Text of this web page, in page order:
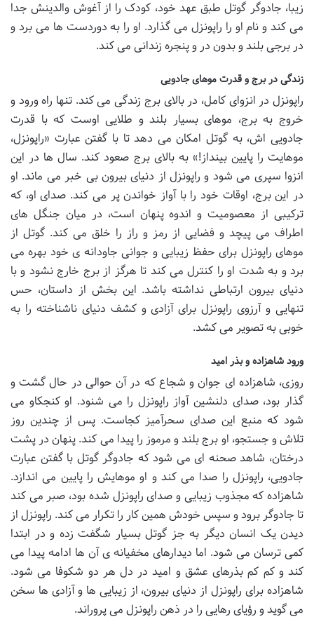
زیبا، جادوگر گوتل طبق عهد خود، کودک را از آغوش والدینش جدا
می کند و نام او را راپونزل می گذارد. او را به دوردست ها می برد و
در برجی بلند و بدون در و پنجره زندانی می کند.
زندگی در برج و قدرت موهای جادویی
راپونزل در انزوای کامل، در بالای برج زندگی می کند. تنها راه ورود و
خروج به برج، موهای بسیار بلند و طلایی اوست که با قدرت
جادویی اش، به گوتل امکان می دهد تا با گفتن عبارت «راپونزل،
موهایت را پایین بینداز!» به بالای برج صعود کند. سال ها در این
انزوا سپری می شود و راپونزل از دنیای بیرون بی خبر می ماند. او
در این برج، اوقات خود را با آواز خواندن پر می کند. صدای او، که
ترکیبی از معصومیت و اندوه پنهان است، در میان جنگل های
اطراف می پیچد و فضایی از رمز و راز را خلق می کند. گوتل از
موهای راپونزل برای حفظ زیبایی و جوانی جاودانه ی خود بهره می
برد و به شدت او را کنترل می کند تا هرگز از برج خارج نشود و با
دنیای بیرون ارتباطی نداشته باشد. این بخش از داستان، حس
تنهایی و آرزوی راپونزل برای آزادی و کشف دنیای ناشناخته را به
خوبی به تصویر می کشد.
ورود شاهزاده و بذر امید
روزی، شاهزاده ای جوان و شجاع که در آن حوالی در حال گشت و
گذار بود، صدای دلنشین آواز راپونزل را می شنود. او کنجکاو می
شود که منبع این صدای سحرآمیز کجاست. پس از چندین روز
تلاش و جستجو، او برج بلند و مرموز را پیدا می کند. پنهان در پشت
درختان، شاهد صحنه ای می شود که جادوگر گوتل با گفتن عبارت
جادویی، راپونزل را صدا می کند و او موهایش را پایین می اندازد.
شاهزاده که مجذوب زیبایی و صدای راپونزل شده بود، صبر می کند
تا جادوگر برود و سپس خودش همین کار را تکرار می کند. راپونزل از
دیدن یک انسان دیگر به جز گوتل بسیار شگفت زده و در ابتدا
کمی ترسان می شود. اما دیدارهای مخفیانه ی آن ها ادامه پیدا می
کند و کم کم بذرهای عشق و امید در دل هر دو شکوفا می شود.
شاهزاده برای راپونزل از دنیای بیرون، از زیبایی ها و آزادی ها سخن
می گوید و رؤیای رهایی را در ذهن راپونزل می پروراند.